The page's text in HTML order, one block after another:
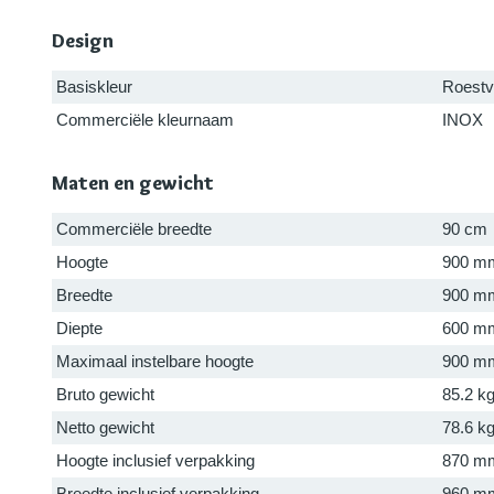
Design
Basiskleur
Commerciële kleurnaam
INOX
Maten en gewicht
Commerciële breedte
90 cm
Hoogte
900
Breedte
900
Diepte
600
Maximaal instelbare hoogte
900
Bruto gewicht
85.2 kg
Netto gewicht
78.6 kg
Hoogte inclusief verpakking
870